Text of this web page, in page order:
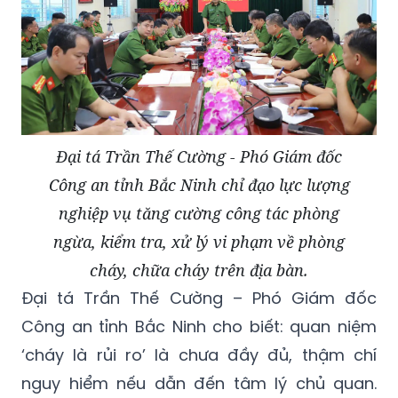
Đại tá Trần Thế Cường - Phó Giám đốc
Công an tỉnh Bắc Ninh chỉ đạo lực lượng
nghiệp vụ tăng cường công tác phòng
ngừa, kiểm tra, xử lý vi phạm về phòng
cháy, chữa cháy trên địa bàn.
Đại tá Trần Thế Cường – Phó Giám đốc
Công an tỉnh Bắc Ninh cho biết: quan niệm
‘cháy là rủi ro’ là chưa đầy đủ, thậm chí
nguy hiểm nếu dẫn đến tâm lý chủ quan.